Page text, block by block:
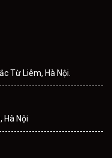
Từ Liêm, Hà Nội.
Hà Nội